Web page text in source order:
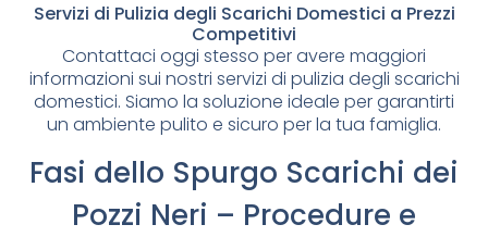
Servizi di Pulizia degli Scarichi Domestici a Prezzi
Competitivi
Contattaci oggi stesso per avere maggiori
informazioni sui nostri servizi di pulizia degli scarichi
domestici. Siamo la soluzione ideale per garantirti
un ambiente pulito e sicuro per la tua famiglia.
Fasi dello Spurgo Scarichi dei
Pozzi Neri – Procedure e